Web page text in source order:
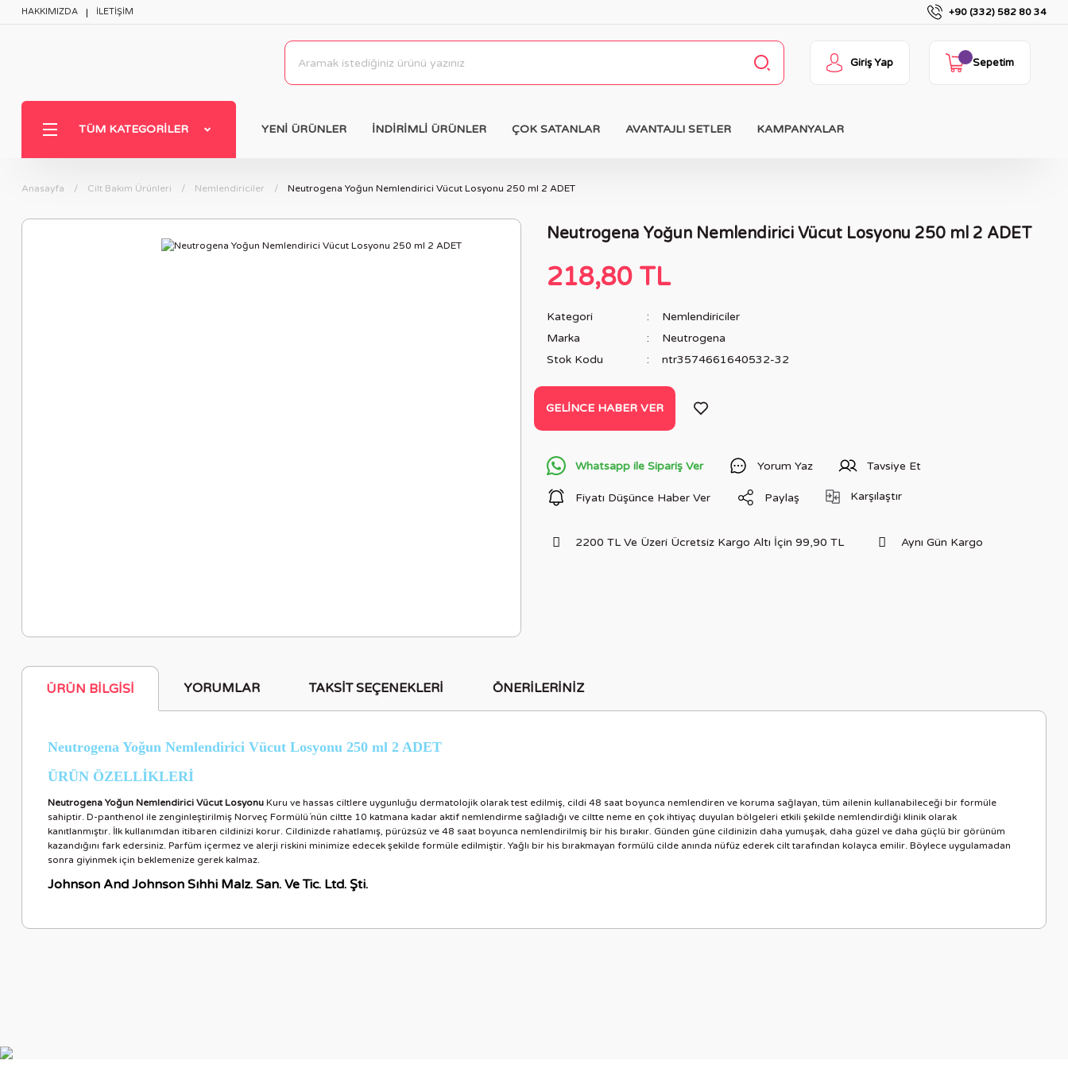
HAKKIMIZDA İLETİŞİM +90 (332) 582 80 34
Giriş Yap Sepetim
TÜM KATEGORILER YENİ ÜRÜNLER İNDİRİMLİ ÜRÜNLER ÇOK SATANLAR AVANTAJLI SETLER KAMPANYALAR
Anasayfa Cilt Bakım Ürünleri Nemlendiriciler Neutrogena Yoğun Nemlendirici Vücut Losyonu 250 ml 2 ADET
Neutrogena Yoğun Nemlendirici Vücut Losyonu 250 ml 2 ADET
218,80 TL
Kategori
Nemlendiriciler
Marka
Neutrogena
Stok Kodu
ntr3574661640532-32
GELINCE HABER VER
Whatsapp ile Sipariş Ver Yorum Yaz Tavsiye Et
Fiyatı Düşünce Haber Ver Paylaş Karşılaştır
2200 TL Ve Üzeri Ücretsiz Kargo Altı İçin 99,90 TL Aynı Gün Kargo
ÜRÜN BILGISI YORUMLAR TAKSIT SEÇENEKLERI ÖNERILERINIZ
Neutrogena Yoğun Nemlendirici Vücut Losyonu 250 ml 2 ADET
ÜRÜN ÖZELLİKLERİ
Neutrogena Yoğun Nemlendirici Vücut Losyonu Kuru ve hassas ciltlere uygunluğu dermatolojik olarak test edilmiş, cildi 48 saat boyunca nemlendiren ve koruma sağlayan, tüm ailenin kullanabileceği bir formüle
sahiptir. D-panthenol ile zenginleştirilmiş Norveç Formülü´nün ciltte 10 katmana kadar aktif nemlendirme sağladığı ve ciltte neme en çok ihtiyaç duyulan bölgeleri etkili şekilde nemlendirdiği klinik olarak
kanıtlanmıştır. İlk kullanımdan itibaren cildinizi korur. Cildinizde rahatlamış, pürüzsüz ve 48 saat boyunca nemlendirilmiş bir his bırakır. Günden güne cildinizin daha yumuşak, daha güzel ve daha güçlü bir görünüm
kazandığını fark edersiniz. Parfüm içermez ve alerji riskini minimize edecek şekilde formüle edilmiştir. Yağlı bir his bırakmayan formülü cilde anında nüfüz ederek cilt tarafından kolayca emilir. Böylece uygulamadan
sonra giyinmek için beklemenize gerek kalmaz.
Johnson And Johnson Sıhhi Malz. San. Ve Tic. Ltd. Şti.